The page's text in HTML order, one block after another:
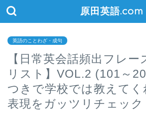
原田英語.com
英語のことわざ・成句
【日常英会話頻出フレー
リスト】VOL.2 (101～
つきで学校では教えて
表現をガッツリチェック